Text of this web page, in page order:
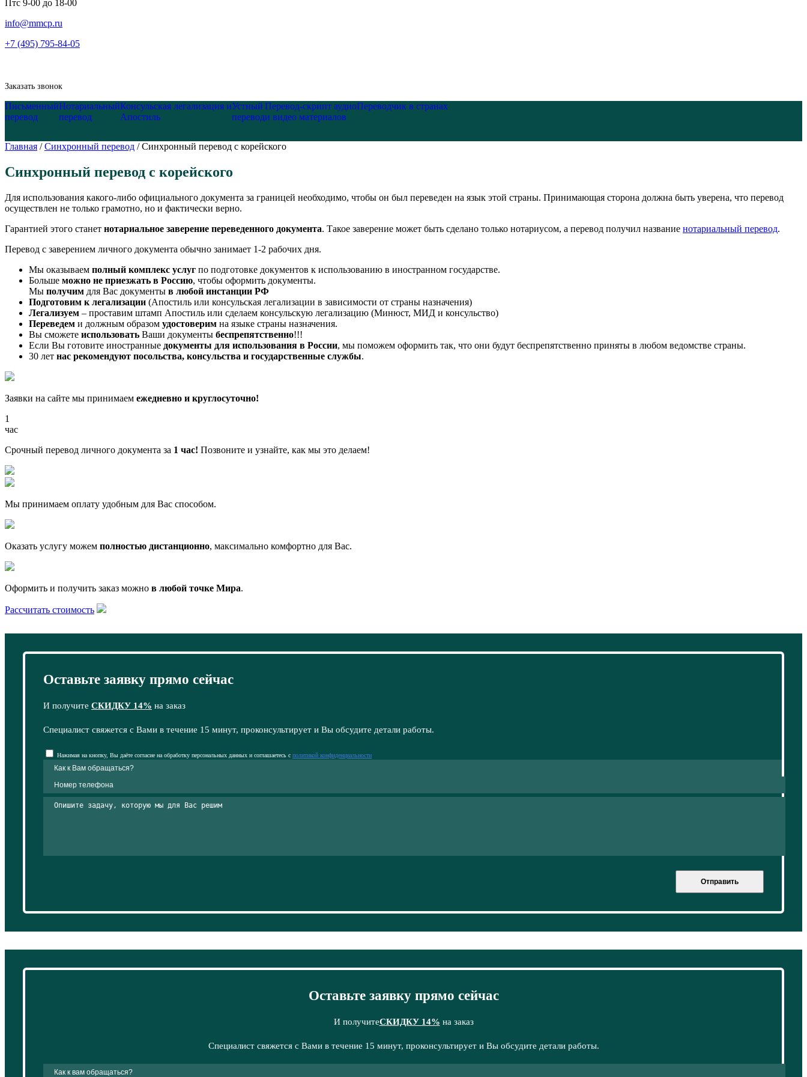
Птс 9-00 до 18-00
info@mmcp.ru
+7 (495) 795-84-05
Заказать звонок
Письменный
перевод
Нотариальный
перевод
Консульская легализация и
Апостиль
Устный
перевод
Перевод-скрипт аудио
и видео материалов
Переводчик в странах
Главная / Синхронный перевод / Синхронный перевод с корейского
Синхронный перевод с корейского
Для использования какого-либо официального документа за границей необходимо, чтобы он был переведен на язык этой страны. Принимающая сторона должна быть уверена, что перевод
осуществлен не только грамотно, но и фактически верно.
Гарантией этого станет нотариальное заверение переведенного документа. Такое заверение может быть сделано только нотариусом, а перевод получил название нотариальный перевод.
Перевод с заверением личного документа обычно занимает 1-2 рабочих дня.
Мы оказываем полный комплекс услуг по подготовке документов к использованию в иностранном государстве.
Больше можно не приезжать в Россию, чтобы оформить документы.
Мы получим для Вас документы в любой инстанции РФ
Подготовим к легализации (Апостиль или консульская легализации в зависимости от страны назначения)
Легализуем – проставим штамп Апостиль или сделаем консульскую легализацию (Минюст, МИД и консульство)
Переведем и должным образом удостоверим на языке страны назначения.
Вы сможете использовать Ваши документы беспрепятственно!!!
Если Вы готовите иностранные документы для использования в России, мы поможем оформить так, что они будут беспрепятственно приняты в любом ведомстве страны.
30 лет нас рекомендуют посольства, консульства и государственные службы.
Заявки на сайте мы принимаем ежедневно и круглосуточно!
1
час
Срочный перевод личного документа за 1 час! Позвоните и узнайте, как мы это делаем!
Мы принимаем оплату удобным для Вас способом.
Оказать услугу можем полностью дистанционно, максимально комфортно для Вас.
Оформить и получить заказ можно в любой точке Мира.
Рассчитать стоимость
Оставьте заявку прямо сейчас
И получите СКИДКУ 14% на заказ
Специалист свяжется с Вами в течение 15 минут, проконсультирует и Вы обсудите детали работы.
Нажимая на кнопку, Вы даёте согласие на обработку персональных данных и соглашаетесь с политикой конфиденциальности
Отправить
Оставьте заявку прямо сейчас
И получитеСКИДКУ 14% на заказ
Специалист свяжется с Вами в течение 15 минут, проконсультирует и Вы обсудите детали работы.